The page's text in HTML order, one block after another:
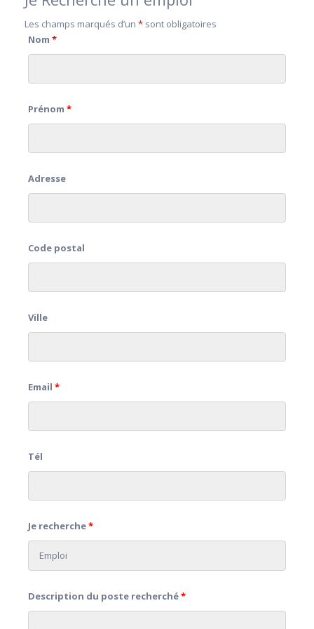
Les champs marqués d’un * sont obligatoires
Nom *
Prénom *
Adresse
Code postal
Ville
Email *
Tél
Je recherche*
Description du poste recherché*